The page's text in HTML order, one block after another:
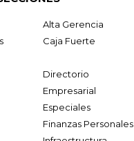
Alta Gerencia
Caja Fuerte
Directorio
Empresarial
Especiales
Finanzas Personales